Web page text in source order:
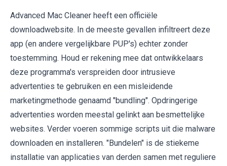
Advanced Mac Cleaner heeft een officiële
downloadwebsite. In de meeste gevallen infiltreert deze
app (en andere vergelijkbare PUP's) echter zonder
toestemming. Houd er rekening mee dat ontwikkelaars
deze programma's verspreiden door intrusieve
advertenties te gebruiken en een misleidende
marketingmethode genaamd "bundling". Opdringerige
advertenties worden meestal gelinkt aan besmettelijke
websites. Verder voeren sommige scripts uit die malware
downloaden en installeren. "Bundelen" is de stiekeme
installatie van applicaties van derden samen met reguliere